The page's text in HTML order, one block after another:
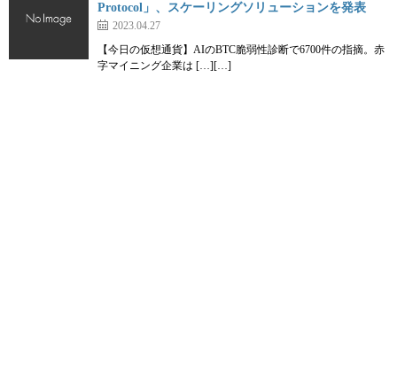
Protocol」、スケーリングソリューションを発表
2023.04.27
【今日の仮想通貨】AIのBTC脆弱性診断で6700件の指摘。赤
字マイニング企業は […][…]